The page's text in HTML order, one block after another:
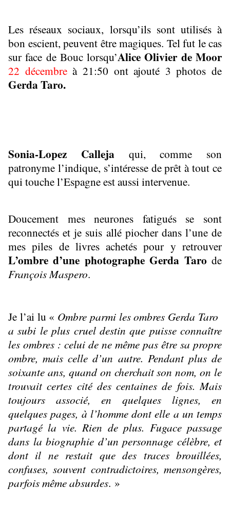
Les réseaux sociaux, lorsqu’ils sont utilisés à
bon escient, peuvent être magiques. Tel fut le cas
sur face de Bouc lorsqu’Alice Olivier de Moor
22 décembreà 21:50 ont ajouté 3 photos de
Gerda Taro.
Sonia-Lopez Calleja qui, comme son
patronyme l’indique, s’intéresse de prêt à tout ce
qui touche l’Espagne est aussi intervenue.
Doucement mes neurones fatigués se sont
reconnectés et je suis allé piocher dans l’une de
mes piles de livres achetés pour y retrouver
L’ombre d’une photographe Gerda Taro de
François Maspero.
Je l’ai lu « Ombre parmi les ombres Gerda Taro
a subi le plus cruel destin que puisse connaître
les ombres : celui de ne même pas être sa propre
ombre, mais celle d’un autre. Pendant plus de
soixante ans, quand on cherchait son nom, on le
trouvait certes cité des centaines de fois. Mais
toujours associé, en quelques lignes, en
quelques pages, à l’homme dont elle a un temps
partagé la vie. Rien de plus. Fugace passage
dans la biographie d’un personnage célèbre, et
dont il ne restait que des traces brouillées,
confuses, souvent contradictoires, mensongères,
parfois même absurdes. »